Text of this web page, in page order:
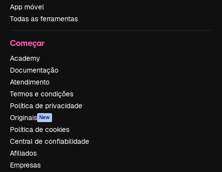
App móvel
Todas as ferramentas
Começar
Academy
Documentação
Atendimento
Termos e condições
Política de privacidade
Originais New
Política de cookies
Central de confiabilidade
Afiliados
Empresas